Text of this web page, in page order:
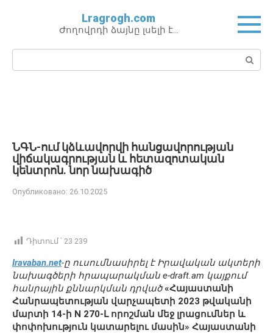
Lragrogh.com
Ժողովրդի ձայնը լսելի է…
Поиск:
ՆԳՆ-ում կձևավորվի հանցավորության
վիճակագրության և հետազոտական
կենտրոն․ նոր նախագիծ
Опубликовано: 26.10.2025
Դիտում ՝ 23 239
Iravaban.net-ը ուսումնասիրել է Իրավական ակտերի
նախագծերի հրապարակման e-draft.am կայքում
հանրային քննարկման դրված«Հայաստանի
Հանրապետության վարչապետի 2023 թվականի
մարտի 14-ի N 270-Լ որոշման մեջ լրացումներ և
փոփոխություն կատարելու մասին» Հայաստանի